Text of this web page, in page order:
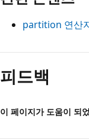
partition 연산
피드백
이 페이지가 도움이 되